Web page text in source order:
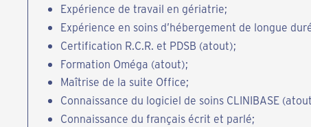
Expérience de travail en gériatrie;
Expérience en soins d’hébergement de longue
Certification R.C.R. et PDSB (atout);
Formation Oméga (atout);
Maîtrise de la suite Office;
Connaissance du logiciel de soins CLINIBASE
Connaissance du français écrit et parlé;